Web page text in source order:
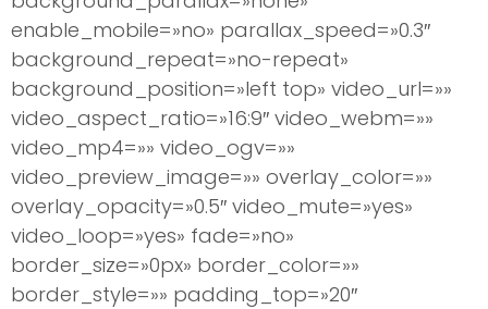
enable_mobile=»no» parallax_speed=»0.3″
background_repeat=»no-repeat»
background_position=»left top» video_url=»»
video_aspect_ratio=»16:9″ video_webm=»»
video_mp4=»» video_ogv=»»
video_preview_image=»» overlay_color=»»
overlay_opacity=»0.5″ video_mute=»yes»
video_loop=»yes» fade=»no»
border_size=»0px» border_color=»»
border_style=»» padding_top=»20″